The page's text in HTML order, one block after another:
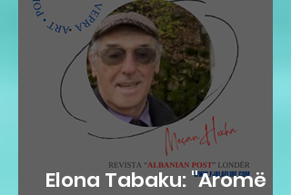
Elona Tabaku: "Aromë